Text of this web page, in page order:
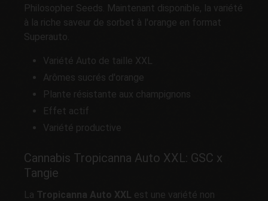
Philosopher Seeds. Maintenant disponible, la variété
à la riche saveur de sorbet à l'orange en format
Superauto.
Variété Auto de taille XXL
Arômes sucrés d'orange
Plante résistante aux champignons
Effet actif
Variété productive
Cannabis Tropicanna Auto XXL: GSC x
Tangie
La Tropicanna Auto XXL est une variété non